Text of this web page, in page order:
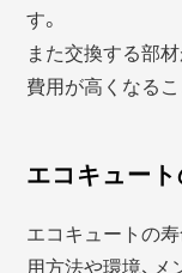
す。
また交換する部
費用が高くなるこ
エコキュー
エコキュートの
用方法や環境、